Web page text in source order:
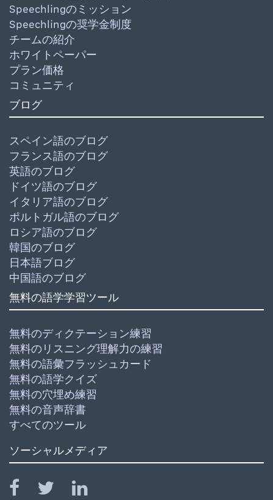
Speechlingのミッション
Speechlingの奨学金制度
チームの紹介
ホワイトペーパー
プラン価格
コミュニティ
ブログ
スペイン語のブログ
フランス語のブログ
英語のブログ
ドイツ語のブログ
イタリア語のブログ
ポルトガル語のブログ
ロシア語のブログ
韓国のブログ
日本語ブログ
中国語のブログ
無料の語学学習ツール
無料のディクテーション練習
無料のリスニング理解力の練習
無料の語彙フラッシュカード
無料の語学クイズ
無料の穴埋め練習
無料の音声辞書
すべてのツール
ソーシャルメディア